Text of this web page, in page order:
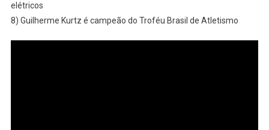
REGIÃO
elétricos
8) Guilherme Kurtz é campeão do Troféu Brasil de Atletismo